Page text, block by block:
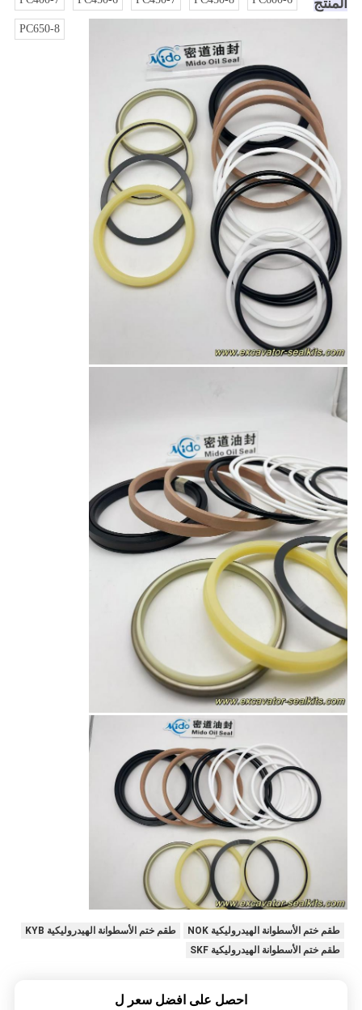
PC650-8
المنتج
طقم ختم الأسطوانة الهيدروليكية NOK
طقم ختم الأسطوانة الهيدروليكية KYB
طقم ختم الأسطوانة الهيدروليكية SKF
احصل على افضل سعر ل